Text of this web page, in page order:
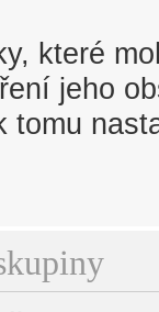
které
jeho
tomu